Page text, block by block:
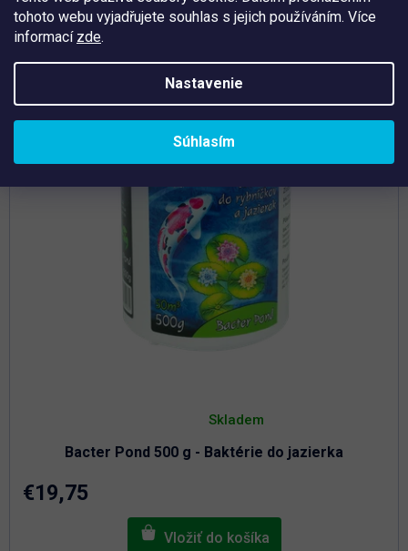
tohoto webu vyjadřujete souhlas s jejich používáním. Více
informací zde.
Nastavenie
Súhlasím
Tip
Bacter Pond 500 g - Baktérie do jazierka
hodnotenie
je
5,0
Skladem
€19,75